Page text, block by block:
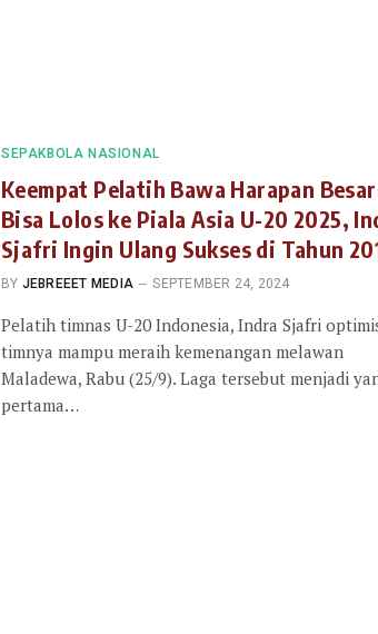
SEPAKBOLA NASIONAL
Keempat Pelatih Bawa Harapan Besar
Bisa Lolos ke Piala Asia U-20 2025,
Sjafri Ingin Ulang Sukses di Tahun
BY JEBREEET MEDIA SEPTEMBER 24, 2024
Pelatih timnas U-20 Indonesia, Indra Sjafri
timnya mampu meraih kemenangan melawan
Maladewa, Rabu (25/9). Laga tersebut menjadi
pertama…